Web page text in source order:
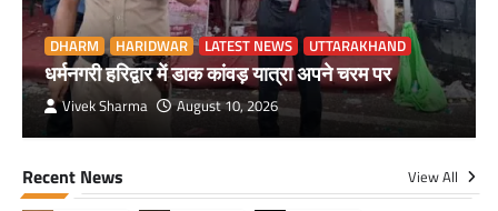
DHARM HARIDWAR LATEST NEWS UTTARAKHAND
धर्मनगरी हरिद्वार में डाक कांवड़ यात्रा अपने चरम पर
Vivek Sharma August 10, 2026
Recent News View All